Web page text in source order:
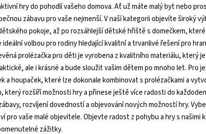
hry do pohodlí vašeho domova. Ať už máte malý byt nebo
zábavu pro vaše nejmenší. V naší kategorii objevíte široký
pokoje, až po rozsáhlejší dětské hřiště s domečkem,
volbou pro rodiny hledající kvalitní a trvanlivé řešení pro
prolézačka pro děti je vyrobena z kvalitního materiálu, který
ale i krásné a bude sloužit vašim dětem po mnoho let. Pro
ahoupaček, které lze dokonale kombinovat s prolézačkami a
rozšíří možnosti hry a přinese ještě více radosti do
rozvíjení dovedností a objevování nových možností hry.
vaše malé objevitele. Objevte radost z pohybu a hry s našimi
zážitky.